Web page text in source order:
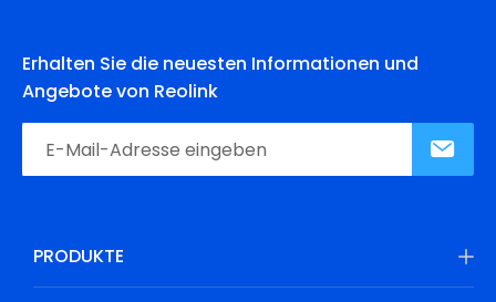
Erhalten Sie die neuesten Informationen und
Angebote von Reolink
PRODUKTE